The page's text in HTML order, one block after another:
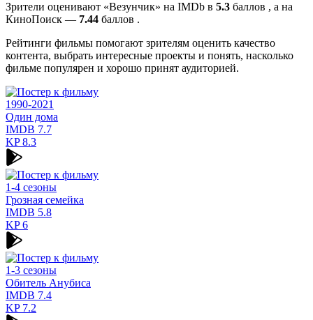
Зрители оценивают «Везунчик» на IMDb в 5.3 баллов , а на
КиноПоиск — 7.44 баллов .
Рейтинги фильмы помогают зрителям оценить качество
контента, выбрать интересные проекты и понять, насколько
фильме популярен и хорошо принят аудиторией.
1990-2021
Один дома
IMDB 7.7
KP8.3
1-4 сезоны
Грозная семейка
IMDB 5.8
KP6
1-3 сезоны
Обитель Анубиса
IMDB 7.4
KP7.2